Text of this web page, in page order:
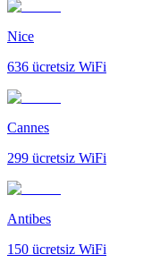
Nice
636 ücretsiz WiFi
Cannes
299 ücretsiz WiFi
Antibes
150 ücretsiz WiFi